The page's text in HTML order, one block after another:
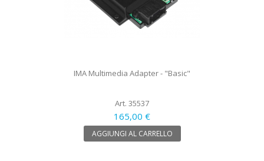
IMA Multimedia Adapter - "Basic"
Art. 35537
165,00 €
AGGIUNGI AL CARRELLO